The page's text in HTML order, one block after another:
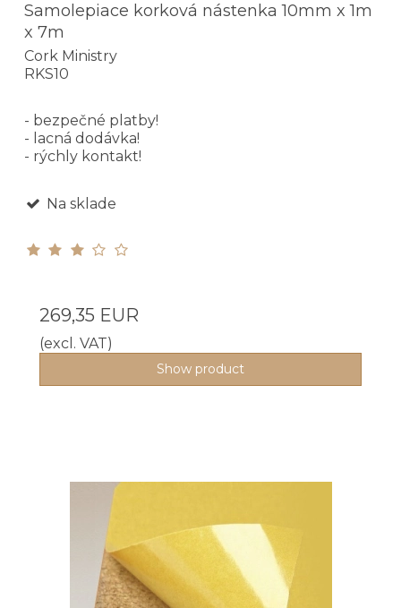
Samolepiace korková nástenka 10mm x 1m
x 7m
Cork Ministry
RKS10
- bezpečné platby!
- lacná dodávka!
- rýchly kontakt!
Na sklade
269,35 EUR
(excl. VAT)
Show product